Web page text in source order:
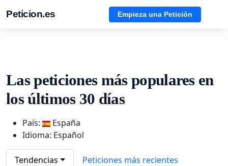
Peticion.es Empieza una Petición
Las peticiones más populares en
los últimos 30 días
País:
España
Idioma: Español
Tendencias Peticiones más recientes